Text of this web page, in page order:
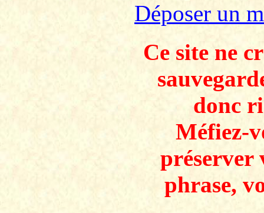
Déposer un
Ce site ne
donc
Méfiez-
préserver
phrase,